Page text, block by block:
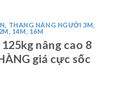
THANG NÂNG NGƯỜI 3M,
14M, 16M
nâng cao 8
giá cực sốc